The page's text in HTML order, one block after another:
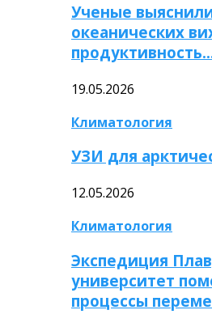
Ученые
океанических
19.05.2026
Климатология
УЗИ для
12.05.2026
Климатология
Экспедиция
университет
процессы